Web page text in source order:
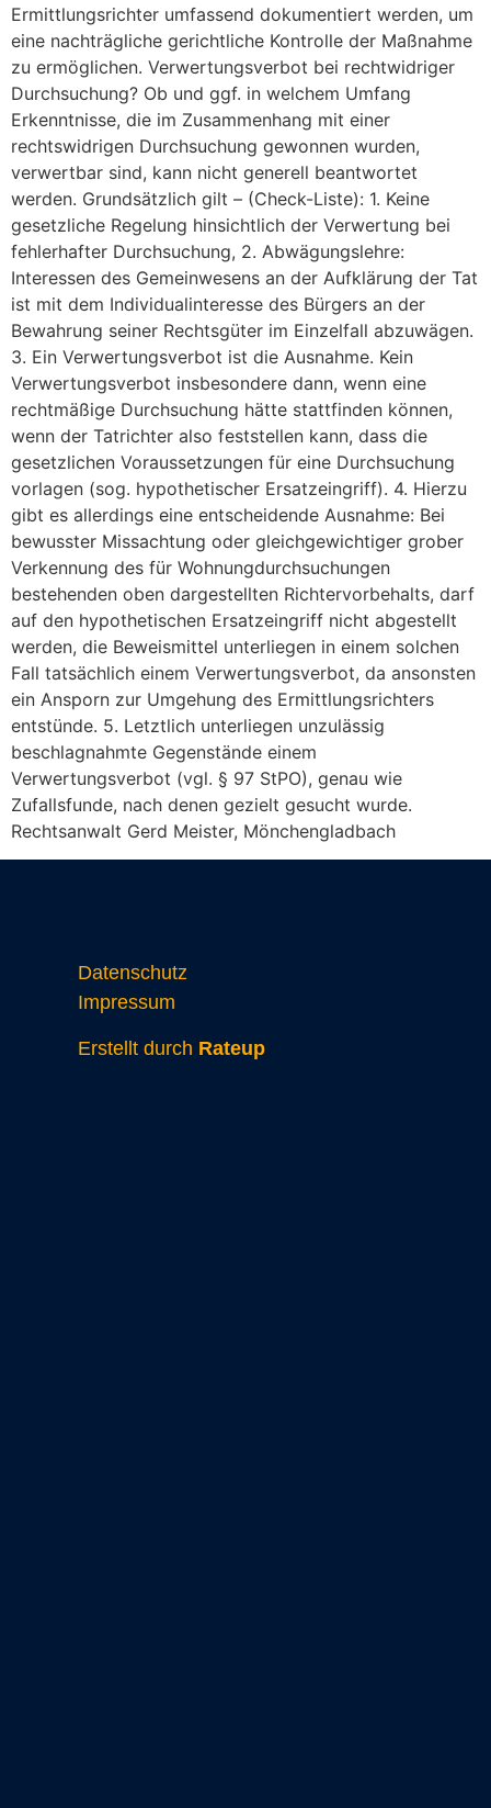
Ermittlungsrichter umfassend dokumentiert werden, um
eine nachträgliche gerichtliche Kontrolle der Maßnahme
zu ermöglichen. Verwertungsverbot bei rechtwidriger
Durchsuchung? Ob und ggf. in welchem Umfang
Erkenntnisse, die im Zusammenhang mit einer
rechtswidrigen Durchsuchung gewonnen wurden,
verwertbar sind, kann nicht generell beantwortet
werden. Grundsätzlich gilt – (Check-Liste): 1. Keine
gesetzliche Regelung hinsichtlich der Verwertung bei
fehlerhafter Durchsuchung, 2. Abwägungslehre:
Interessen des Gemeinwesens an der Aufklärung der Tat
ist mit dem Individualinteresse des Bürgers an der
Bewahrung seiner Rechtsgüter im Einzelfall abzuwägen.
3. Ein Verwertungsverbot ist die Ausnahme. Kein
Verwertungsverbot insbesondere dann, wenn eine
rechtmäßige Durchsuchung hätte stattfinden können,
wenn der Tatrichter also feststellen kann, dass die
gesetzlichen Voraussetzungen für eine Durchsuchung
vorlagen (sog. hypothetischer Ersatzeingriff). 4. Hierzu
gibt es allerdings eine entscheidende Ausnahme: Bei
bewusster Missachtung oder gleichgewichtiger grober
Verkennung des für Wohnungdurchsuchungen
bestehenden oben dargestellten Richtervorbehalts, darf
auf den hypothetischen Ersatzeingriff nicht abgestellt
werden, die Beweismittel unterliegen in einem solchen
Fall tatsächlich einem Verwertungsverbot, da ansonsten
ein Ansporn zur Umgehung des Ermittlungsrichters
entstünde. 5. Letztlich unterliegen unzulässig
beschlagnahmte Gegenstände einem
Verwertungsverbot (vgl. § 97 StPO), genau wie
Zufallsfunde, nach denen gezielt gesucht wurde.
Rechtsanwalt Gerd Meister, Mönchengladbach
Datenschutz
Impressum
Erstellt durch Rateup